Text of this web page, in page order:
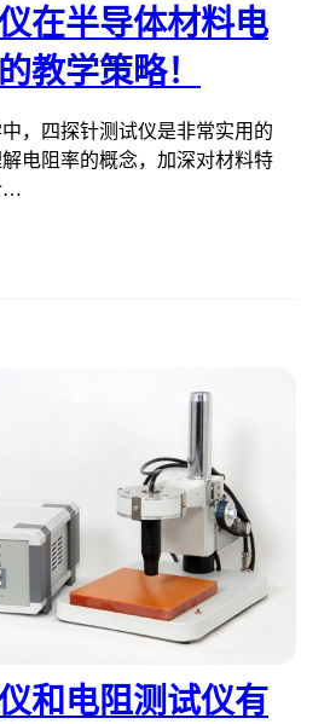
在半导体材料电
教学策略！
，四探针测试仪是非常实用的
电阻率的概念，加深对材料特
…
和电阻测试仪有